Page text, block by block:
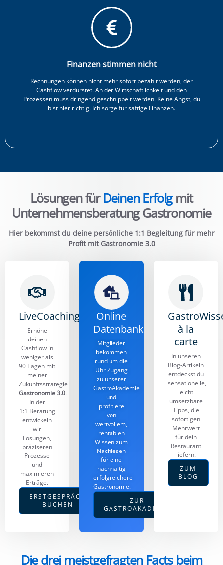
Finanzen stimmen nicht
Rechnungen können nicht mehr sofort bezahlt werden, der
Cashflow verdurstet. An der Wirtschaftlichkeit und den
Prozessen muss dringend geschnippelt werden. Keine Angst, du
bist hier richtig. Ich sorge für saftige Finanzen.
Lösungen fürDeinen Erfolgmit
Unternehmensberatung Gastronomie
Hier bekommst du deine persönliche 1:1 Begleitung für mehr
Profit mit Gastronomie 3.0
LiveCoachings
Erhöhe
deinen
Cashflow in
weniger als
90 Tagen mit
meiner
Zukunftsstrategie
Gastronomie 3.0.
In der
1:1 Beratung
entwickeln
wir
Lösungen,
präziseren
Prozesse
und
maximieren
Erträge.
ERSTGESPRÄCH
BUCHEN
Online
Datenbank
Mitglieder
bekommen
rund um die
Uhr Zugang
zu unserer
GastroAkademie
und
profitiere
von
wertvollem,
rentablen
Wissen zum
Nachlesen
für eine
nachhaltig
erfolgreichere
Gastronomie.
ZUR
GASTROAKADEMIE
à la
carte
In unseren
Blog-Artikeln
entdeckst du
sensationelle,
leicht
umsetzbare
Tipps, die
sofortigen
Mehrwert
für dein
Restaurant
liefern.
ZUM
BLOG
Die drei meistgefragten Facts beim